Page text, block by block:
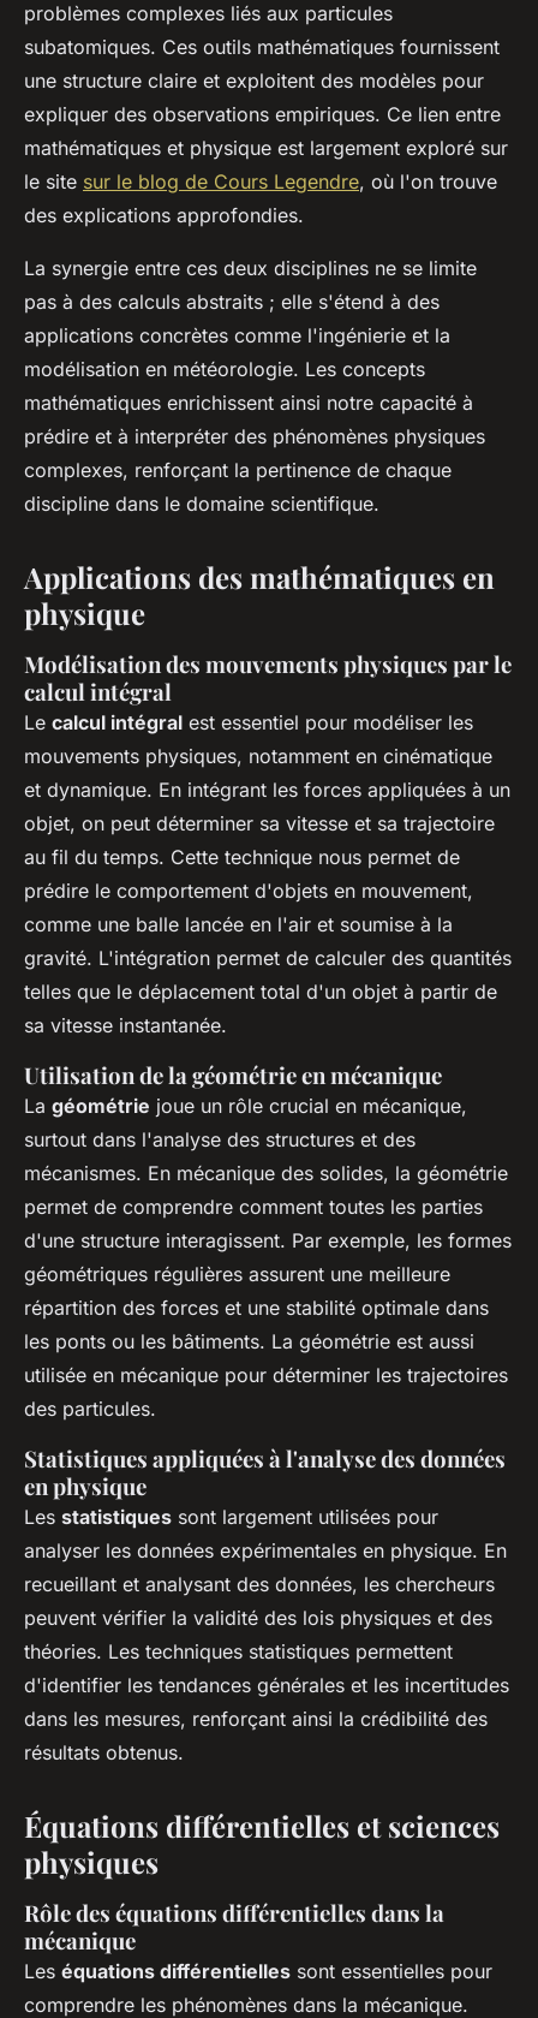
problèmes complexes liés aux particules
subatomiques. Ces outils mathématiques fournissent
une structure claire et exploitent des modèles pour
expliquer des observations empiriques. Ce lien entre
mathématiques et physique est largement exploré sur
le site sur le blog de Cours Legendre, où l'on trouve
des explications approfondies.
La synergie entre ces deux disciplines ne se limite
pas à des calculs abstraits ; elle s'étend à des
applications concrètes comme l'ingénierie et la
modélisation en météorologie. Les concepts
mathématiques enrichissent ainsi notre capacité à
prédire et à interpréter des phénomènes physiques
complexes, renforçant la pertinence de chaque
discipline dans le domaine scientifique.
Applications des mathématiques en
physique
Modélisation des mouvements physiques par le
calcul intégral
Le calcul intégral est essentiel pour modéliser les
mouvements physiques, notamment en cinématique
et dynamique. En intégrant les forces appliquées à un
objet, on peut déterminer sa vitesse et sa trajectoire
au fil du temps. Cette technique nous permet de
prédire le comportement d'objets en mouvement,
comme une balle lancée en l'air et soumise à la
gravité. L'intégration permet de calculer des quantités
telles que le déplacement total d'un objet à partir de
sa vitesse instantanée.
Utilisation de la géométrie en mécanique
La géométrie joue un rôle crucial en mécanique,
surtout dans l'analyse des structures et des
mécanismes. En mécanique des solides, la géométrie
permet de comprendre comment toutes les parties
d'une structure interagissent. Par exemple, les formes
géométriques régulières assurent une meilleure
répartition des forces et une stabilité optimale dans
les ponts ou les bâtiments. La géométrie est aussi
utilisée en mécanique pour déterminer les trajectoires
des particules.
Statistiques appliquées à l'analyse des données
en physique
Les statistiques sont largement utilisées pour
analyser les données expérimentales en physique. En
recueillant et analysant des données, les chercheurs
peuvent vérifier la validité des lois physiques et des
théories. Les techniques statistiques permettent
d'identifier les tendances générales et les incertitudes
dans les mesures, renforçant ainsi la crédibilité des
résultats obtenus.
Équations différentielles et sciences
physiques
Rôle des équations différentielles dans la
mécanique
Les équations différentielles sont essentielles pour
comprendre les phénomènes dans la mécanique.